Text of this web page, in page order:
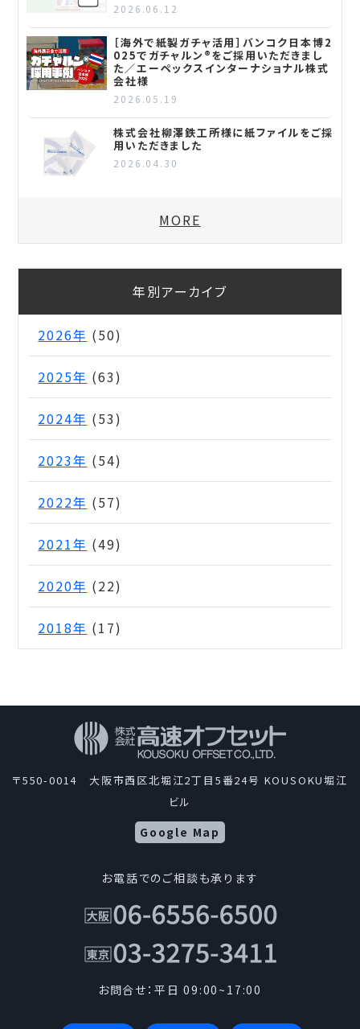
2026.06.12
［海外で紙製ガチャ活用］バンコク日本博2
025でガチャルン®をご採用いただきまし
た／エーペックスインターナショナル株式
会社様
2026.05.19
株式会社柳澤鉄工所様に紙ファイルをご採
用いただきました
2026.04.30
MORE
年別アーカイブ
2026年 (50)
2025年 (63)
2024年 (53)
2023年 (54)
2022年 (57)
2021年 (49)
2020年 (22)
2018年 (17)
〒550-0014 大阪市西区北堀江2丁目5番24号 KOUSOKU堀江
ビル
Google Map
お電話でのご相談も承ります
お問合せ：平日 09:00~17:00